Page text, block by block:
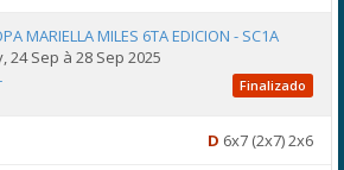
MARIELLA MILES 6TA EDICION - SC1A
Sep à 28 Sep 2025
Finalizado
D 6x7 (2x7) 2x6